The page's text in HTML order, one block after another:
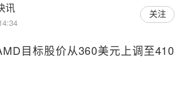
讯 关注
目标股价从360美元上调至410